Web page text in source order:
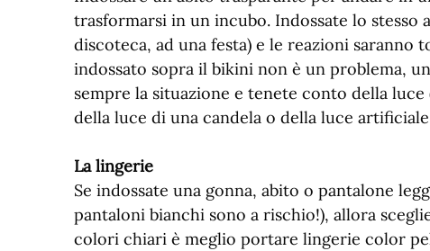
trasformarsi in un incubo. Indossate lo
discoteca, ad una festa) e le reazioni saranno
indossato sopra il bikini non è un problema,
sempre la situazione e tenete conto della
della luce di una candela o della luce artificiale
La lingerie
Se indossate una gonna, abito o pantalone
pantaloni bianchi sono a rischio!), allora
colori chiari è meglio portare lingerie color